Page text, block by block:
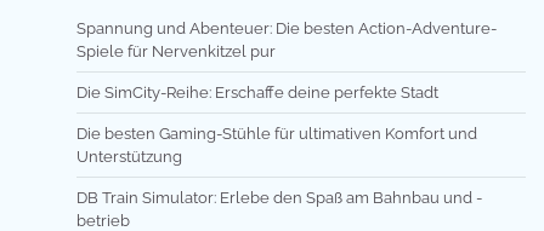
Spannung und Abenteuer: Die besten Action-Adventure-
Spiele für Nervenkitzel pur
Die SimCity-Reihe: Erschaffe deine perfekte Stadt
Die besten Gaming-Stühle für ultimativen Komfort und
Unterstützung
DB Train Simulator: Erlebe den Spaß am Bahnbau und -
betrieb